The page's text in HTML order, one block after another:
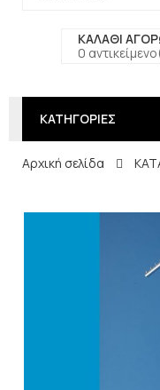
ΚΑΛΑΘΙ
0
ΚΑΤΗΓΟΡΙΕΣ
Αρχική σελίδα